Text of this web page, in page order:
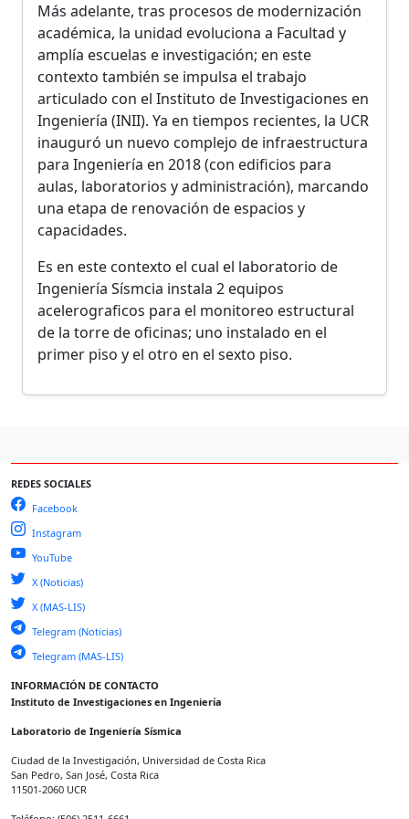
Más adelante, tras procesos de modernización
académica, la unidad evoluciona a Facultad y
amplía escuelas e investigación; en este
contexto también se impulsa el trabajo
articulado con el Instituto de Investigaciones en
Ingeniería (INII). Ya en tiempos recientes, la UCR
inauguró un nuevo complejo de infraestructura
para Ingeniería en 2018 (con edificios para
aulas, laboratorios y administración), marcando
una etapa de renovación de espacios y
capacidades.
Es en este contexto el cual el laboratorio de
Ingeniería Sísmcia instala 2 equipos
acelerograficos para el monitoreo estructural
de la torre de oficinas; uno instalado en el
primer piso y el otro en el sexto piso.
REDES SOCIALES
Facebook
Instagram
YouTube
X (Noticias)
X (MAS-LIS)
Telegram (Noticias)
Telegram (MAS-LIS)
INFORMACIÓN DE CONTACTO
Instituto de Investigaciones en Ingeniería
Laboratorio de Ingeniería Sísmica
Ciudad de la Investigación, Universidad de Costa Rica
San Pedro, San José, Costa Rica
11501-2060 UCR